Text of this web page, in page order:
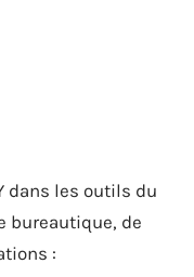
dans les outils du
bureautique, de
: